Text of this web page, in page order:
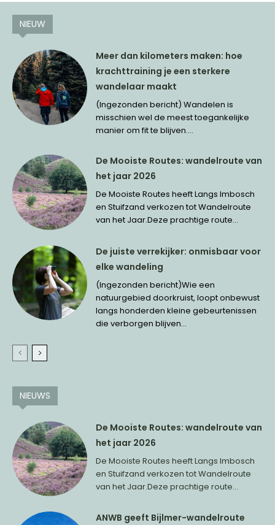
NIEUW
Meer dan kilometers maken: hoe
krachttraining je een sterkere
wandelaar maakt
(Ingezonden bericht) Wandelen is
misschien wel de meest toegankelijke
manier om fit te blijven....
De Mooiste Routes: wandelroute van
het jaar 2026
De Mooiste Routes heeft Langs Imbosch
en Stuifzand verkozen tot Wandelroute
van het Jaar.Deze prachtige route...
De juiste verrekijker: onmisbaar voor
elke wandeling
(Ingezonden bericht)Wie een
natuurgebied doorkruist, loopt onbewust
langs honderden kleine gebeurtenissen
die verborgen blijven...
NIEUWS
De Mooiste Routes: wandelroute van
het jaar 2026
De Mooiste Routes heeft Langs Imbosch
en Stuifzand verkozen tot Wandelroute
van het Jaar.Deze prachtige route...
ANWB geeft Bijlmer-wandelroute